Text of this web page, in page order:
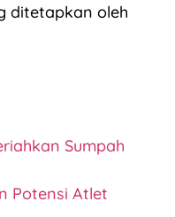
ditetapkan oleh
Sumpah
Potensi Atlet